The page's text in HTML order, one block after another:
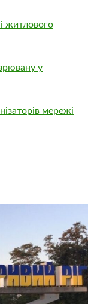
житлового
у
мережі